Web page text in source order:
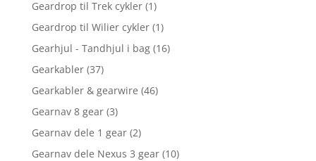
Geardrop til Trek cykler (1)
Geardrop til Wilier cykler (1)
Gearhjul - Tandhjul i bag (16)
Gearkabler (37)
Gearkabler & gearwire (46)
Gearnav 8 gear (3)
Gearnav dele 1 gear (2)
Gearnav dele Nexus 3 gear (10)